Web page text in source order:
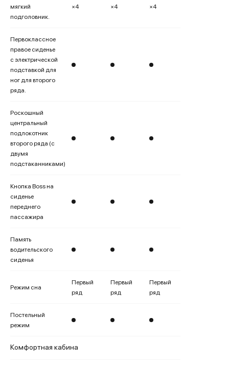
мягкий
подголовник.
×4 ×4 ×4
Первоклассное
правое сиденье
с электрической
подставкой для
ног для второго
ряда.
Роскошный
центральный
подлокотник
второго ряда (с
двумя
подстаканниками)
Кнопка Boss на
сиденье
переднего
пассажира
Память
водительского
сиденья
Режим сна
Первый
ряд
Первый
ряд
Первый
ряд
Постельный
режим
Комфортная кабина